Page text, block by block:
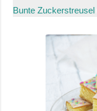
Bunte Zuckerstreusel